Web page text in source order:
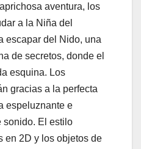
aventura, los
a la Niña del
escapar del Nido, una
de secretos, donde el
esquina. Los
gracias a la perfecta
espeluznante e
sonido. El estilo
en 2D y los objetos de